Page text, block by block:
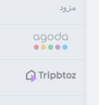
مزود